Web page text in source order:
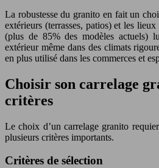
La robustesse du granito en fait un
extérieurs (terrasses, patios) et les
(plus de 85% des modèles actuels)
extérieur même dans des climats
en plus utilisé dans les commerces et
Choisir son carrelage
critères
Le choix d’un carrelage granito
plusieurs critères importants.
Critères de sélection